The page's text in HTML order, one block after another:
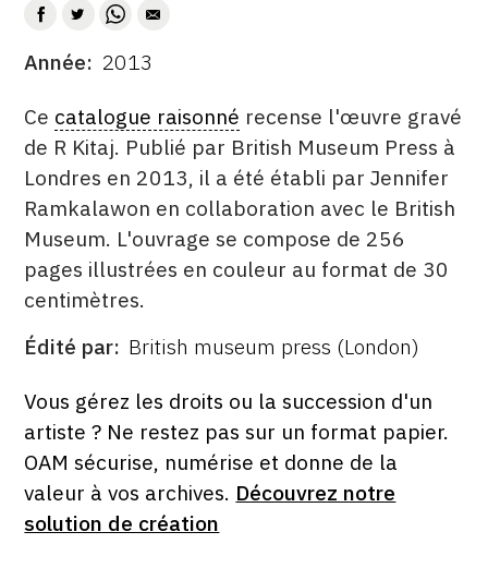
CGV
SUIVEZ-NOUS
INSTAGRAM
TWITTER
PINTEREST
DATE
Année 2013
DESCRITPTION
Ce catalogue raisonné recense l'œuvre gravé
de R Kitaj. Publié par British Museum Press à
Londres en 2013, il a été établi par Jennifer
Ramkalawon en collaboration avec le British
Museum. L'ouvrage se compose de 256
pages illustrées en couleur au format de 30
centimètres.
ÉDITÉ
Édité par British museum press (London)
FORMAT
ÉTAT
Vous gérez les droits ou la succession d'un
artiste ? Ne restez pas sur un format papier.
OAM sécurise, numérise et donne de la
valeur à vos archives. Découvrez notre
solution de création